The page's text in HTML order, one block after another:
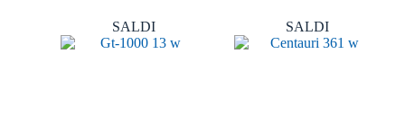
SALDI SALDI